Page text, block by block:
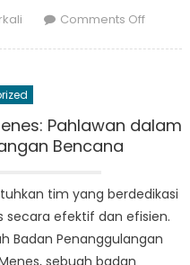
Comments Offon
Saat
Ini
Pahlawan dalam
Bencana
tim yang berdedikasi
efektif dan efisien.
Badan Penanggulangan
sebuah badan